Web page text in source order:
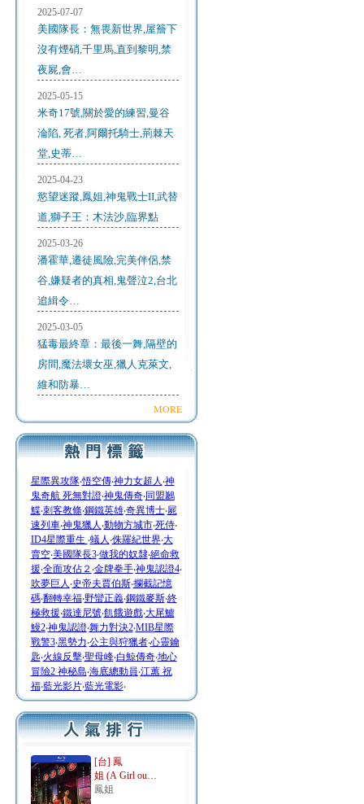
2025-07-07
美國隊長：無畏新世界,屋簷下
沒有煙硝,千里馬,直到黎明,禁
夜屍,會…
2025-05-15
米奇17號,關於愛的練習,曼谷
淪陷, 死者,阿爾托騎士,荊棘天
堂,史蒂…
2025-04-23
慾望迷蹤,鳳姐,神鬼戰士II,武替
道,獅子王：木法沙,臨界點
2025-03-26
潘霍華,遷徒風險,完美伴侶,禁
谷,嫌疑者的真相,鬼聲泣2,台北
追緝令…
2025-03-05
猛毒最終章：最後一舞,隔壁的
房間,魔法壞女巫,獵人克萊文,
維和防暴…
MORE
星際異攻隊‧悟空傳‧神力女超人 ‧神
鬼奇航 死無對證‧神鬼傳奇‧同盟鶼
鰈‧刺客教條‧鋼鐵英雄‧奇異博士‧屍
速列車‧神鬼獵人 ‧動物方城市‧死侍‧
ID4星際重生 ‧蟻人 ‧侏羅紀世界‧大
賣空‧美國隊長3‧做我的奴隸‧絕命救
援‧全面攻佔２ ‧金牌拳手‧神鬼認證4‧
吹夢巨人 ‧史帝夫賈伯斯‧攔截記憶
碼‧翻轉幸福‧野蠻正義‧鋼鐵麥斯‧終
極救援‧鐵達尼號‧飢餓遊戲‧大尾鱸
鰻2‧神鬼認證‧舞力對決2‧MIB星際
戰警3‧黑勢力‧公主與狩獵者‧心靈鑰
匙‧火線反擊‧聖母峰‧白鯨傳奇‧地心
冒險2 神秘島‧海底總動員‧江蕙 祝
福‧藍光影片‧藍光電影‧
[台] 鳳
姐 (A Girl ou…
鳳姐